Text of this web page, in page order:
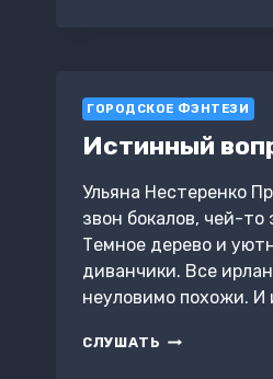
ГОРОДСКОЕ ФЭНТЕЗИ
Истинный
Ульяна Нестеренко
звон бокалов, чей-
Темное дерево и
диванчики. Все
неуловимо похожи. И
СЛУШАТЬ ИСТИННЫЙ